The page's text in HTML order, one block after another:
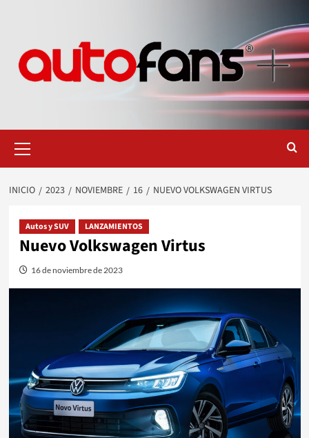
primario
INICIO 2023 NOVIEMBRE 16 NUEVO VOLKSWAGEN VIRTUS
Autos y SUV LANZAMIENTOS
Nuevo Volkswagen Virtus
16 de noviembre de 2023